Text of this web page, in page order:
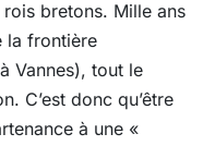
bretons. Mille ans
la frontière
Vannes), tout le
C’est donc qu’être
à une «